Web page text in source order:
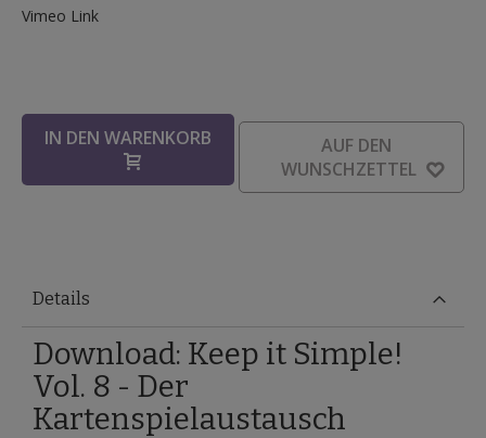
Vimeo Link
IN DEN WARENKORB
AUF DEN
WUNSCHZETTEL
Details
Download: Keep it Simple!
Vol. 8 - Der
Kartenspielaustausch